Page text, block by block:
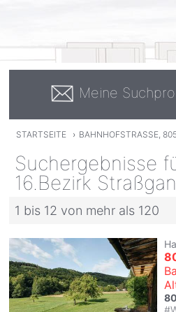
Meine
STARTSEITE › BAHNHOFSTRASSE,
Suchergebnisse
16.Bezirk
1 bis 12 von mehr als 120
#